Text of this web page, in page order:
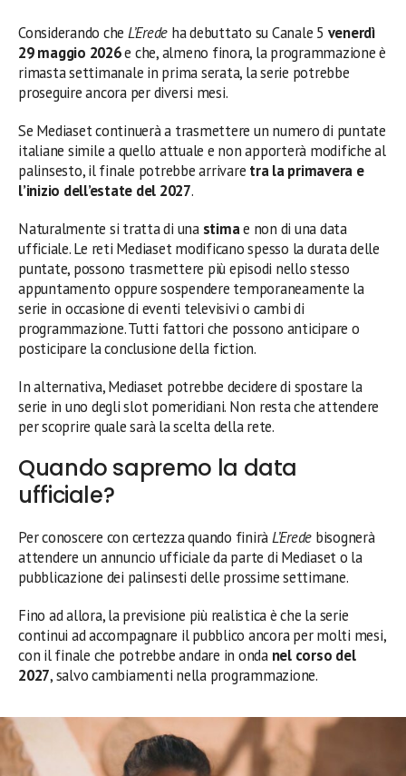
Considerando che L’Erede ha debuttato su Canale 5 venerdì
29 maggio 2026e che, almeno finora, la programmazione è
rimasta settimanale in prima serata, la serie potrebbe
proseguire ancora per diversi mesi.
Se Mediaset continuerà a trasmettere un numero di puntate
italiane simile a quello attuale e non apporterà modifiche al
palinsesto, il finale potrebbe arrivare tra la primavera e
l’inizio dell’estate del 2027.
Naturalmente si tratta di una stimae non di una data
ufficiale. Le reti Mediaset modificano spesso la durata delle
puntate, possono trasmettere più episodi nello stesso
appuntamento oppure sospendere temporaneamente la
serie in occasione di eventi televisivi o cambi di
programmazione. Tutti fattori che possono anticipare o
posticipare la conclusione della fiction.
In alternativa, Mediaset potrebbe decidere di spostare la
serie in uno degli slot pomeridiani. Non resta che attendere
per scoprire quale sarà la scelta della rete.
Quando sapremo la data
ufficiale?
Per conoscere con certezza quando finiràL’Erede bisognerà
attendere un annuncio ufficiale da parte di Mediaset o la
pubblicazione dei palinsesti delle prossime settimane.
Fino ad allora, la previsione più realistica è che la serie
continui ad accompagnare il pubblico ancora per molti mesi,
con il finale che potrebbe andare in onda nel corso del
2027, salvo cambiamenti nella programmazione.